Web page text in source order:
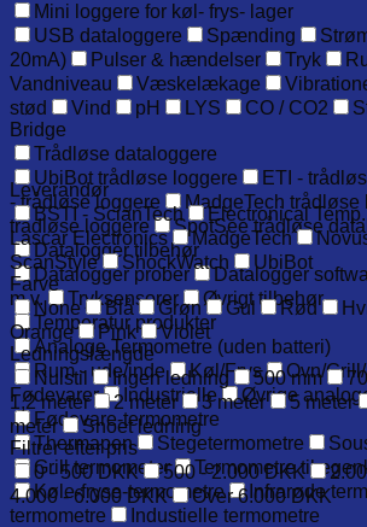
Mini loggere for køl- frys- lager
USB dataloggere
Spænding
20mA)
Pulser & hændelser Tryk
Vandniveau
Væskelækage
stød
Vind pH LYS CO / CO2
Bridge
Trådløse dataloggere
UbiBot trådløse loggere
ETI -
- trådløse loggere
MadgeTech trådløse
trådløse loggere
SpotSee trådløse
Datalogger tilbehør
Datalogger prober
Datalogger
m.v.
Tryksensorer
Øvrigt tilbehør
Temperatur produkter
Analoge Termometre (uden batteri)
Rum - ude/inde
Køl/Frys
Ovn/
Fødevarer
Industrielle
Øvrige
Fødevare-termometre
Thermapen
Stegetermometre
Grill termometer
Termometre til
Køle-fryse-termometre
Infrarøde
termometre
Industielle termometre
Leverandør
BSTI - ScianTech
Electronical
Lascar Electronics
MadgeTech
ScanStyle
ShockWatch
UbiBot
Farve
None
Blå Grøn Gul Rød
Orange
Pink
Violet
Ledningslængde
Nulstil
Ingen ledning 500 mm
1,2 meter
2 meter 3 meter 5 meter
meter
Snoet ledning
Filtrer efter pris
0 - 500 DKK
500 - 2.000 DKK
4.000 - 6.000 DKK
Over 6.000 DKK